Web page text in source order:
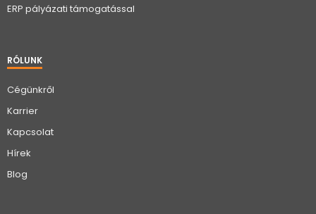
ERP pályázati támogatással
RÓLUNK
Cégünkről
Karrier
Kapcsolat
Hírek
Blog